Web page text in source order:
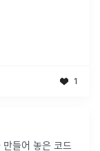
1
들어 놓은 코드